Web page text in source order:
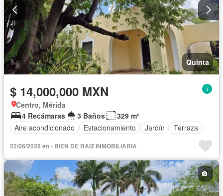
Quinta
$ 14,000,000 MXN
Centro, Mérida
4 Recámaras
3 Baños
329 m²
Aire acondicionado
Estacionamiento Jardín Terraza
22/06/2026 en - BIEN DE RAIZ INMOBILIARIA